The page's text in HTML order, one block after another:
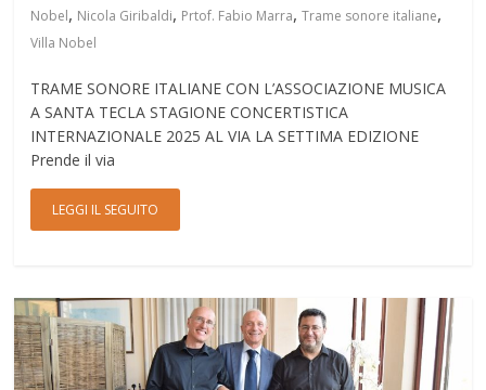
Nobel, Nicola Giribaldi, Prtof. Fabio Marra,Trame sonore italiane,
Villa Nobel
TRAME SONORE ITALIANE CON L’ASSOCIAZIONE MUSICA
A SANTA TECLA STAGIONE CONCERTISTICA
INTERNAZIONALE 2025 AL VIA LA SETTIMA EDIZIONE
Prende il via
LEGGI IL SEGUITO